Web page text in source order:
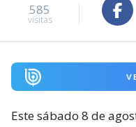
585
visitas
Este sábado 8 de